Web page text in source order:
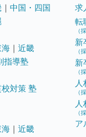
｜ 中国・四国
海 ｜ 近畿
指導塾
対策 塾
海 ｜ 近畿
求
転
（
新
（
新
（
人
（
人
（
ア